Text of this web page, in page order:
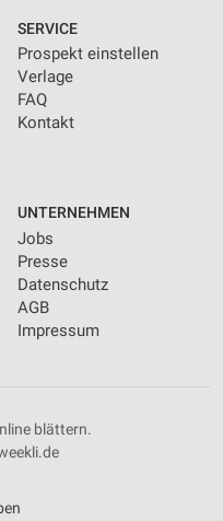
SERVICE
Prospekt einstellen
Verlage
FAQ
Kontakt
UNTERNEHMEN
Jobs
Presse
Datenschutz
AGB
Impressum
blättern.